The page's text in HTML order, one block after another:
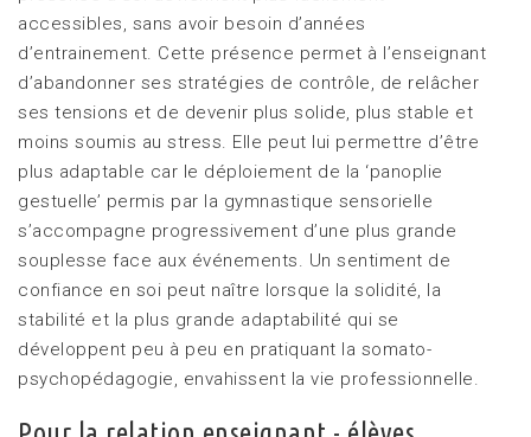
accessibles, sans avoir besoin d’années
d’entrainement. Cette présence permet à l’enseignant
d’abandonner ses stratégies de contrôle, de relâcher
ses tensions et de devenir plus solide, plus stable et
moins soumis au stress. Elle peut lui permettre d’être
plus adaptable car le déploiement de la ‘panoplie
gestuelle’ permis par la gymnastique sensorielle
s’accompagne progressivement d’une plus grande
souplesse face aux événements. Un sentiment de
confiance en soi peut naître lorsque la solidité, la
stabilité et la plus grande adaptabilité qui se
développent peu à peu en pratiquant la somato-
psychopédagogie, envahissent la vie professionnelle.